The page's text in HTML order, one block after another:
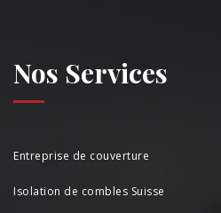
Nos Services
Entreprise de couverture
Isolation de combles Suisse